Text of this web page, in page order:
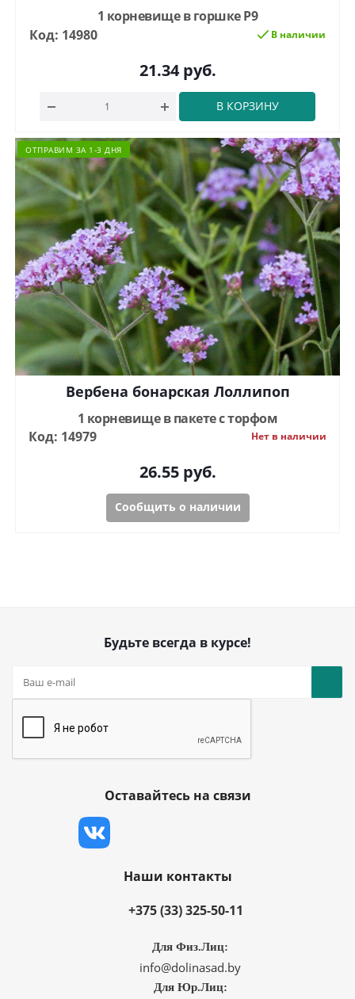
1 корневище в горшке Р9
Код: 14980
В наличии
21.34руб.
В КОРЗИНУ
ОТПРАВИМ ЗА 1-3 ДНЯ
Вербена бонарская Лоллипоп
1 корневище в пакете с торфом
Код: 14979
Нет в наличии
26.55руб.
Сообщить о наличии
Будьте всегда в курсе!
Оставайтесь на связи
Наши контакты
+375 (33) 325-50-11
Для Физ.Лиц:
info@dolinasad.by
Для Юр.Лиц: